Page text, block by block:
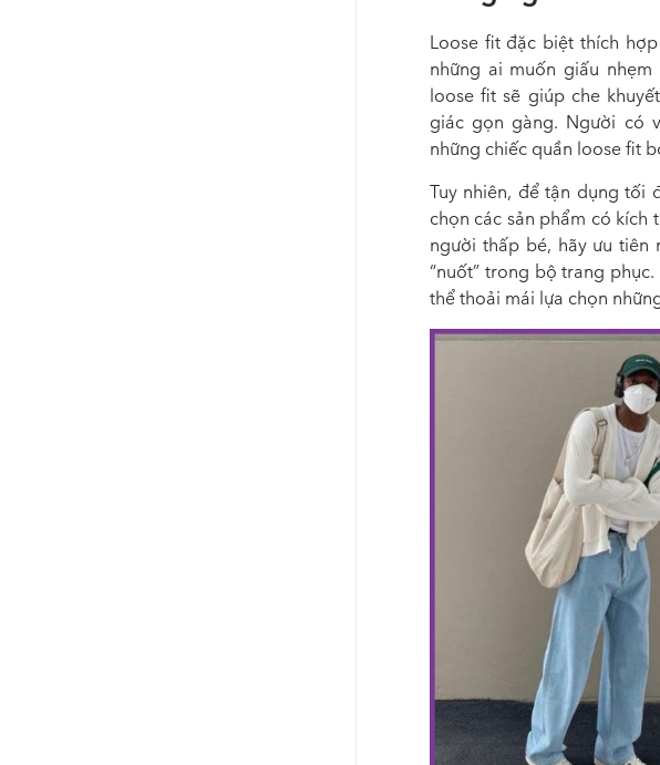
Loose fit đặc biệt thích
những ai muốn giấu
loose fit sẽ giúp che
giác gọn gàng. Người có
những chiếc quần loose fit
Tuy nhiên, để tận dụng tối
chọn các sản phẩm có kích
người thấp bé, hãy ưu tiên
“nuốt” trong bộ trang
thể thoải mái lựa chọn